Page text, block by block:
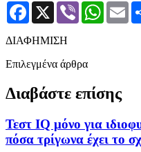
Facebook
X Viber
ΔΙΑΦΗΜΙΣΗ
Επιλεγμένα άρθρα
Διαβάστε επίσης
Τεστ IQ μόνο για
πόσα τρίγωνα έχει το